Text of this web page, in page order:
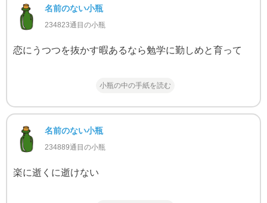
名前のない小瓶
234823通目の小瓶
恋にうつつを抜かす暇あるなら勉学に勤しめと育って
小瓶の中の手紙を読む
名前のない小瓶
234889通目の小瓶
楽に逝くに逝けない